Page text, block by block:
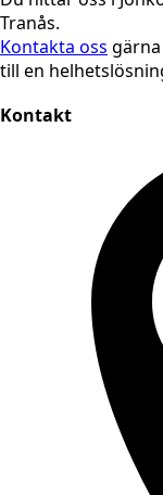
Tranås.
Kontakta oss
till en
Kontakt